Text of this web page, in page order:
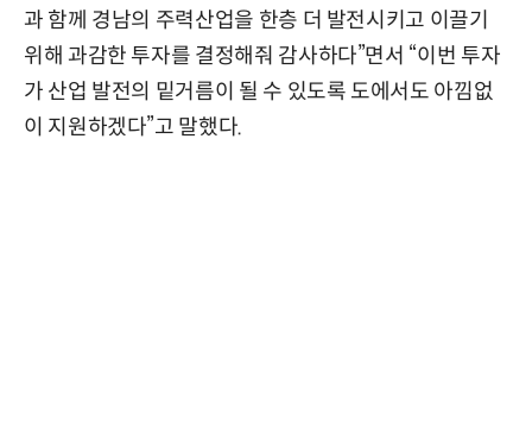
과 함께 경남의 주력산업을 한층 더 발전시키고 이끌기
위해 과감한 투자를 결정해줘 감사하다”면서 “이번 투자
가 산업 발전의 밑거름이 될 수 있도록 도에서도 아낌없
이 지원하겠다”고 말했다.